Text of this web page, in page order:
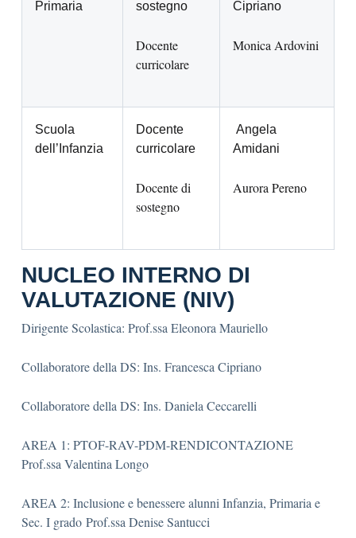
Primaria
sostegno
Docente
curricolare
Cipriano
Monica Ardovini
Scuola
dell’Infanzia
Docente
curricolare
Docente di
sostegno
Angela
Amidani
Aurora Pereno
NUCLEO INTERNO DI
VALUTAZIONE (NIV)
Dirigente Scolastica: Prof.ssa Eleonora Mauriello
Collaboratore della DS: Ins. Francesca Cipriano
Collaboratore della DS: Ins. Daniela Ceccarelli
AREA 1: PTOF-RAV-PDM-RENDICONTAZIONE
Prof.ssa Valentina Longo
AREA 2: Inclusione e benessere alunni Infanzia, Primaria e
Sec. I grado Prof.ssa Denise Santucci